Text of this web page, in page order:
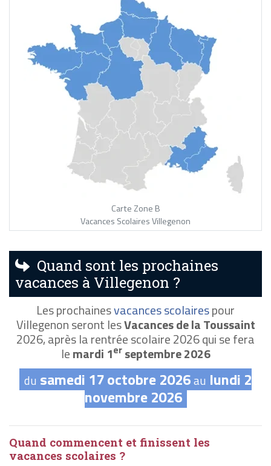
Carte Zone B
Vacances Scolaires Villegenon
Quand sont les prochaines
vacances à Villegenon ?
Les prochainesvacances scolairespour
Villegenon seront lesVacances de la Toussaint
2026, après la rentrée scolaire 2026 qui se fera
lemardi 1erseptembre 2026
du samedi 17 octobre 2026au lundi 2
novembre 2026
Quand commencent et finissent les
vacances scolaires ?